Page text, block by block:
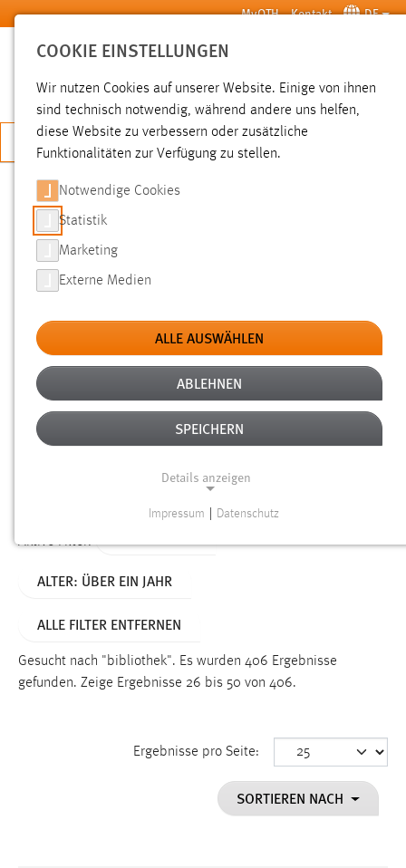
Zum Hauptinhalt springen MyOTH Kontakt DE
SUCHE
JETZT BEWERBEN
SUCHE
FILTER
Typ
Erstellungsdatum
Alter
Aktive Filter:
ALTER: ÜBER EIN JAHR
ALLE FILTER ENTFERNEN
Gesucht nach "bibliothek". Es wurden 406 Ergebnisse
gefunden. Zeige Ergebnisse 26 bis 50 von 406.
Ergebnisse pro Seite:
SORTIEREN NACH
COOKIE EINSTELLUNGEN
Wir nutzen Cookies auf unserer Website. Einige von ihnen
sind technisch notwendig, während andere uns helfen,
diese Website zu verbessern oder zusätzliche
Funktionalitäten zur Verfügung zu stellen.
Notwendige Cookies
Statistik
Marketing
Externe Medien
ALLE AUSWÄHLEN
ABLEHNEN
SPEICHERN
Details anzeigen
Funktionen und sind für die einwandfreie Funktion der
Name:
Dieser Cookie speichert die ausgewählten Einverständnis-
Impressum Datenschutz